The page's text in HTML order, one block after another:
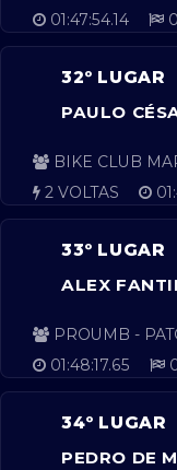
01:47:54.14
32º LUGAR
PAULO
BIKE CLUB
2 VOLTAS
33º LUGAR
ALEX
PROUMB -
01:48:17.65
34º LUGAR
PEDRO DE